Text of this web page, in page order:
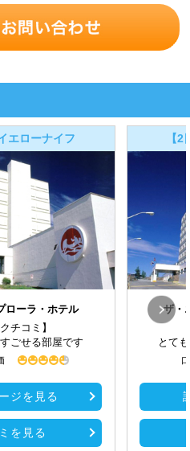
エローナイフ
ローラ・ホテル
チコミ】
ごせる部屋です
ジを見る
を見る
【
ザ・
とて